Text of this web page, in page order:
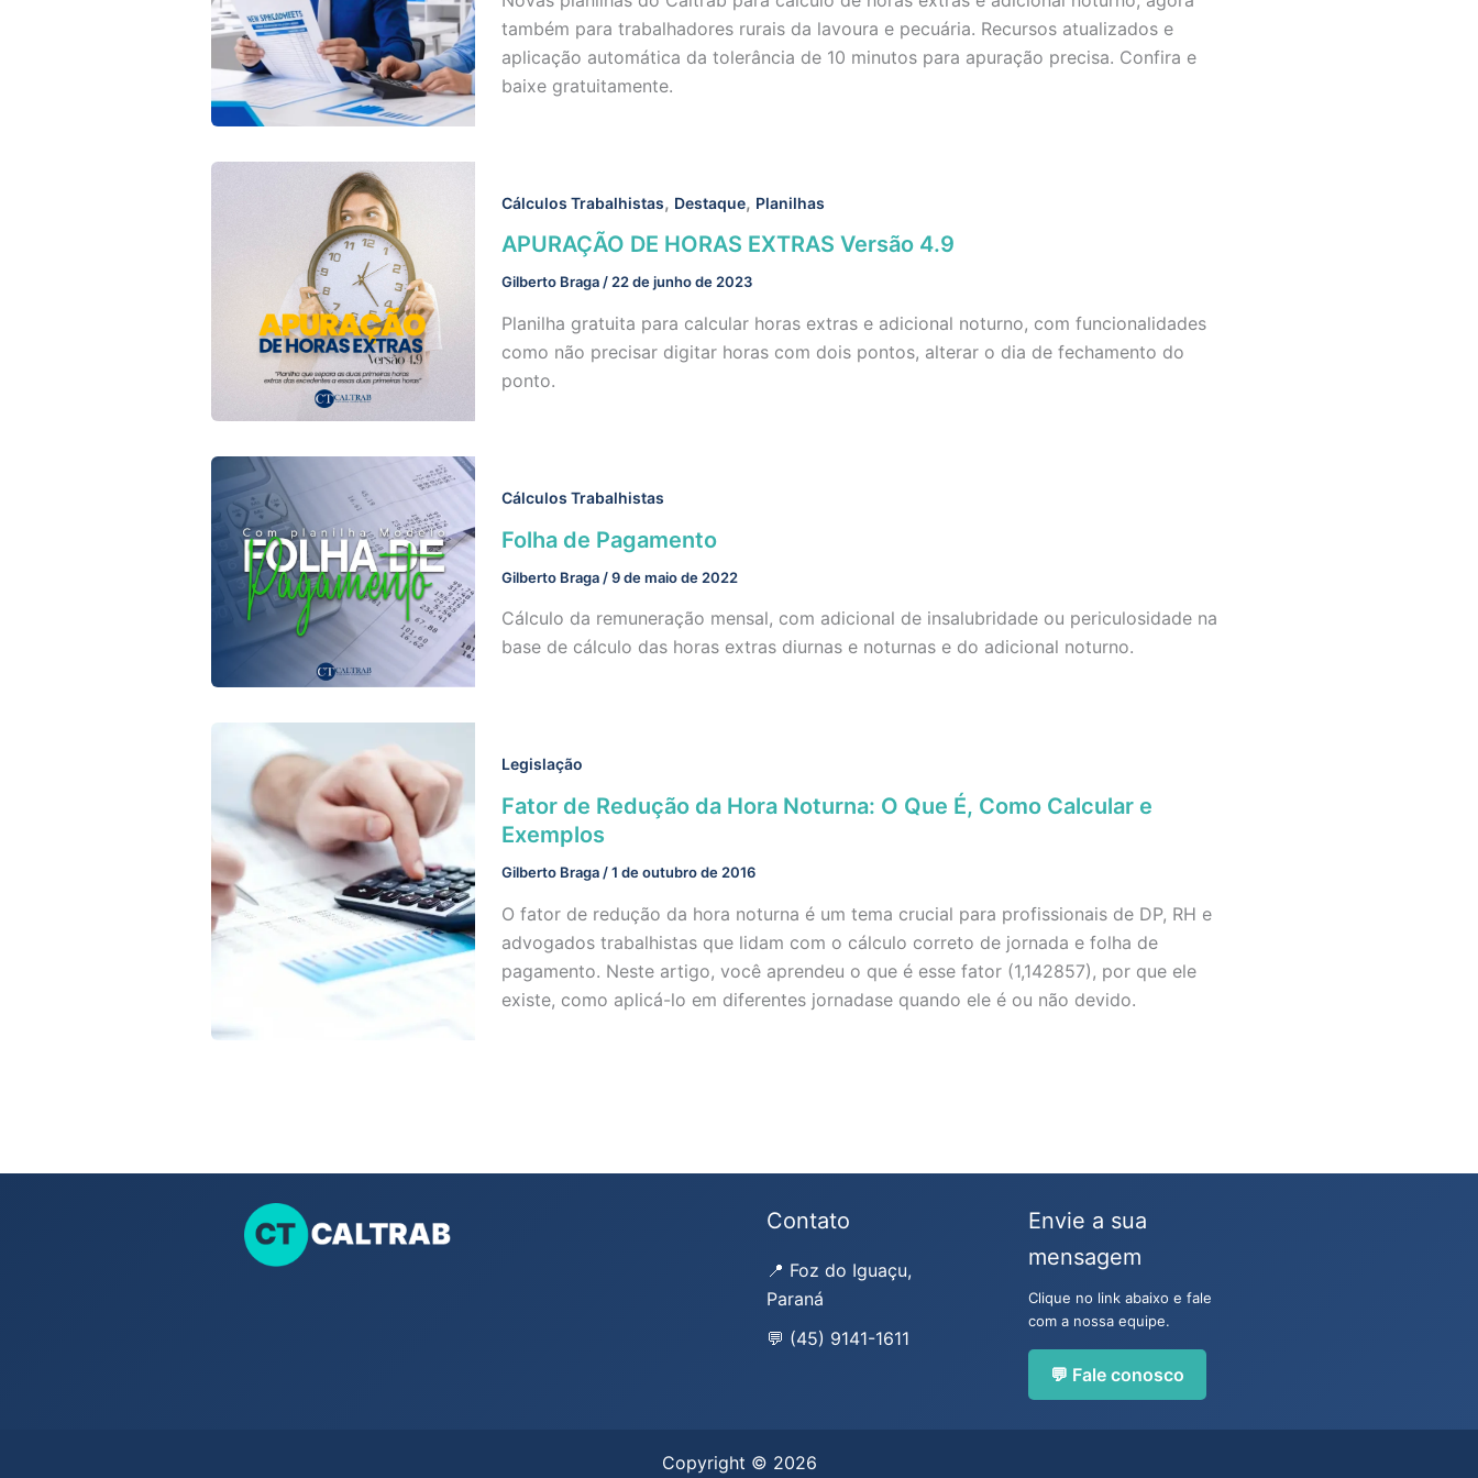
também para trabalhadores rurais da lavoura e pecuária. Recursos atualizados e
aplicação automática da tolerância de 10 minutos para apuração precisa. Confira e
baixe gratuitamente.
Cálculos Trabalhistas, Destaque, Planilhas
APURAÇÃO DE HORAS EXTRAS Versão 4.9
Gilberto Braga/22 de junho de 2023
Planilha gratuita para calcular horas extras e adicional noturno, com funcionalidades
como não precisar digitar horas com dois pontos, alterar o dia de fechamento do
ponto.
Cálculos Trabalhistas
Folha de Pagamento
Gilberto Braga /9 de maio de 2022
Cálculo da remuneração mensal, com adicional de insalubridade ou periculosidade na
base de cálculo das horas extras diurnas e noturnas e do adicional noturno.
Legislação
Fator de Redução da Hora Noturna: O Que É, Como Calcular e
Exemplos
Gilberto Braga/1 de outubro de 2016
O fator de redução da hora noturna é um tema crucial para profissionais de DP, RH e
advogados trabalhistas que lidam com o cálculo correto de jornada e folha de
pagamento. Neste artigo, você aprendeu o que é esse fator (1,142857), por que ele
existe, como aplicá-lo em diferentes jornadase quando ele é ou não devido.
Contato
📍 Foz do Iguaçu,
Paraná
💬 (45) 9141-1611
Envie a sua
mensagem
Clique no link abaixo e fale
com a nossa equipe.
💬 Fale conosco
Copyright © 2026